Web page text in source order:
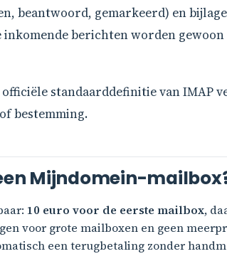
beantwoord, gemarkeerd) en
berichten worden
officiële standaarddefinitie van IMAP
bestemming.
Mijndomein-
10 euro voor de eerste mailbox,
voor grote mailboxen en geen
een terugbetaling zonder